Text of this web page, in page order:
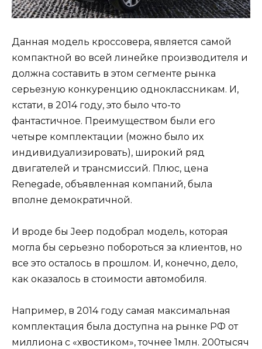
Данная модель кроссовера, является самой
компактной во всей линейке производителя и
должна составить в этом сегменте рынка
серьезную конкуренцию одноклассникам. И,
кстати, в 2014 году, это было что-то
фантастичное. Преимуществом были его
четыре комплектации (можно было их
индивидуализировать), широкий ряд
двигателей и трансмиссий. Плюс, цена
Renegade, объявленная компаний, была
вполне демократичной.
И вроде бы Jeep подобрал модель, которая
могла бы серьезно побороться за клиентов, но
все это осталось в прошлом. И, конечно, дело,
как оказалось в стоимости автомобиля.
Например, в 2014 году самая максимальная
комплектация была доступна на рынке РФ от
миллиона с «хвостиком», точнее 1млн. 200тысяч